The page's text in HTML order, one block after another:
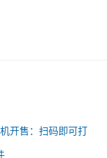
开售：扫码即可打